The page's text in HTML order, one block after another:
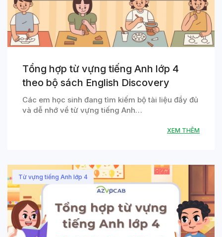
Tổng hợp từ vựng tiếng Anh lớp 4
theo bộ sách English Discovery
Các em học sinh đang tìm kiếm bộ tài liệu đầy đủ
và dễ nhớ về từ vựng tiếng Anh…
XEM THÊM
Từ vựng tiếng Anh lớp 4